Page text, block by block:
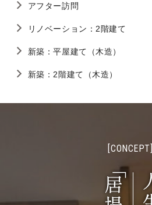
アフター訪問
リノベーション：2階建て
新築：平屋建て（木造）
新築：2階建て（木造）
[CONCEPT]